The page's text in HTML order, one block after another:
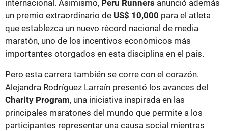
internacional. Asimismo, Peru Runners anunció además
un premio extraordinario de US$ 10,000 para el atleta
que establezca un nuevo récord nacional de media
maratón, uno de los incentivos económicos más
importantes otorgados en esta disciplina en el país.
Pero esta carrera también se corre con el corazón.
Alejandra Rodríguez Larraín presentó los avances del
Charity Program, una iniciativa inspirada en las
principales maratones del mundo que permite a los
participantes representar una causa social mientras